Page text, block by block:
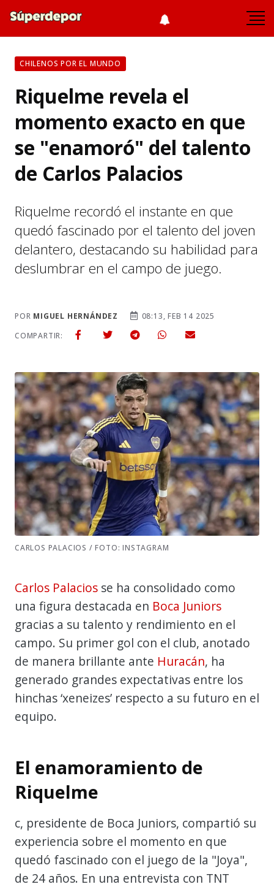
CHILENOS POR EL MUNDO
Riquelme revela el
momento exacto en que
se "enamoró" del talento
de Carlos Palacios
Riquelme recordó el instante en que
quedó fascinado por el talento del joven
delantero, destacando su habilidad para
deslumbrar en el campo de juego.
POR MIGUEL HERNÁNDEZ
08:13, FEB 14 2025
COMPARTIR:
CARLOS PALACIOS / FOTO: INSTAGRAM
Carlos Palacios se ha consolidado como
una figura destacada en Boca Juniors
gracias a su talento y rendimiento en el
campo. Su primer gol con el club, anotado
de manera brillante ante Huracán, ha
generado grandes expectativas entre los
hinchas ‘xeneizes’ respecto a su futuro en el
equipo.
El enamoramiento de
Riquelme
c, presidente de Boca Juniors, compartió su
experiencia sobre el momento en que
quedó fascinado con el juego de la "Joya",
de 24 años. En una entrevista con TNT